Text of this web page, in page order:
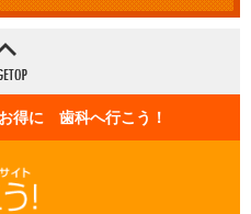
得に 歯科へ行こう！